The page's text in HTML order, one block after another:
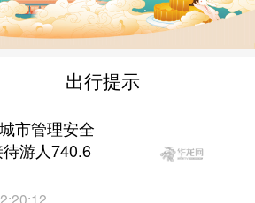
出行提示
市管理安全
游人740.6